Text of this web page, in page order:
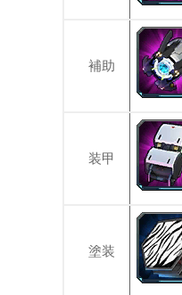
補助
装甲
塗装